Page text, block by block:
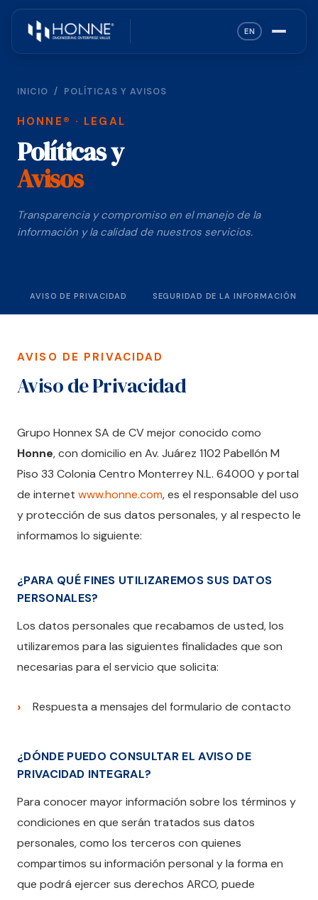
EN
INICIO / POLÍTICAS Y AVISOS
HONNE® · LEGAL
Políticas y
Avisos
Transparencia y compromiso en el manejo de la
información y la calidad de nuestros servicios.
AVISO DE PRIVACIDAD SEGURIDAD DE LA INFORMACIÓN
AVISO DE PRIVACIDAD
Aviso de Privacidad
Grupo Honnex SA de CV mejor conocido como
Honne, con domicilio en Av. Juárez 1102 Pabellón M
Piso 33 Colonia Centro Monterrey N.L. 64000 y portal
de internet www.honne.com, es el responsable del uso
y protección de sus datos personales, y al respecto le
informamos lo siguiente:
¿PARA QUÉ FINES UTILIZAREMOS SUS DATOS
PERSONALES?
Los datos personales que recabamos de usted, los
utilizaremos para las siguientes finalidades que son
necesarias para el servicio que solicita:
Respuesta a mensajes del formulario de contacto
¿DÓNDE PUEDO CONSULTAR EL AVISO DE
PRIVACIDAD INTEGRAL?
Para conocer mayor información sobre los términos y
condiciones en que serán tratados sus datos
personales, como los terceros con quienes
compartimos su información personal y la forma en
que podrá ejercer sus derechos ARCO, puede